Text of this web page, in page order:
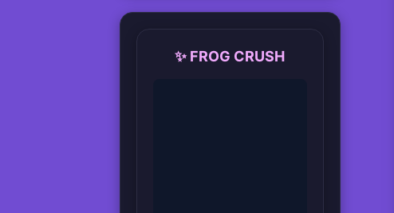
✨ FROG CRUSH